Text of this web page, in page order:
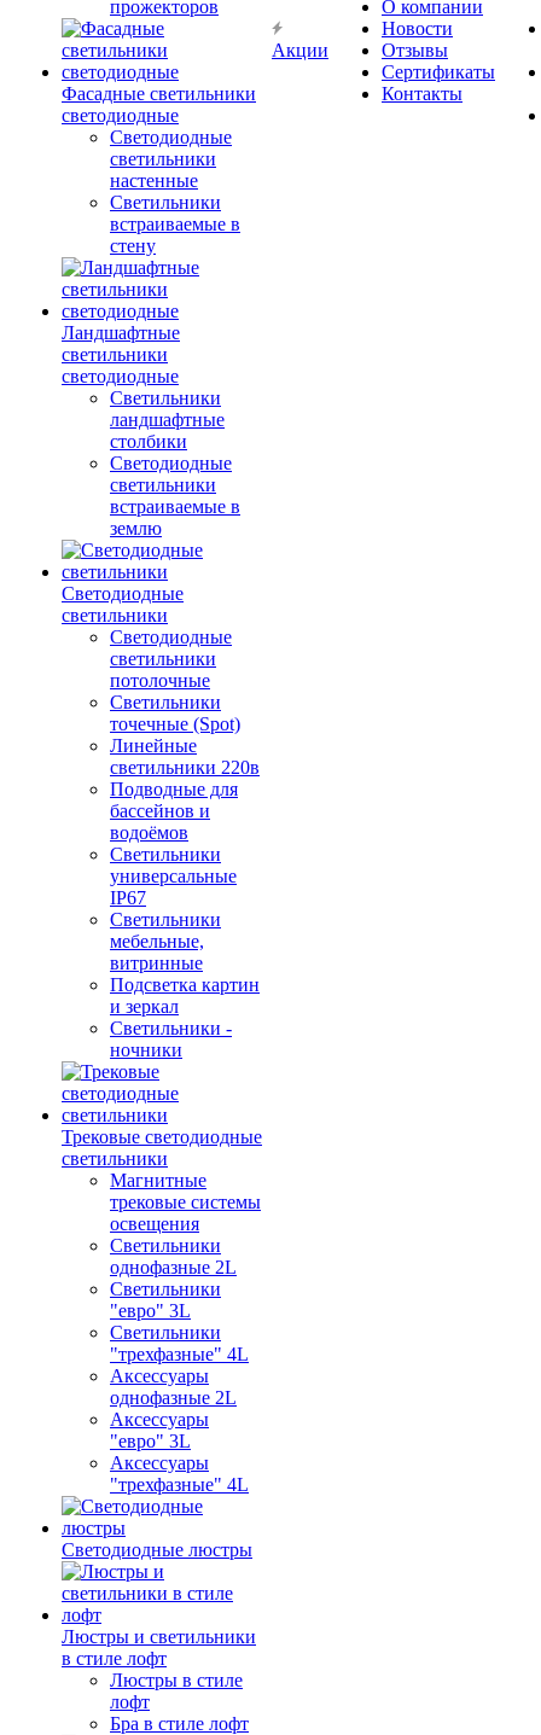
прожекторов
Фасадные светильники
светодиодные
Светодиодные
светильники
настенные
Светильники
встраиваемые в
стену
Ландшафтные
светильники
светодиодные
Светильники
ландшафтные
столбики
Светодиодные
светильники
встраиваемые в
землю
Светодиодные
светильники
Светодиодные
светильники
потолочные
Светильники
точечные (Spot)
Линейные
светильники 220в
Подводные для
бассейнов и
водоёмов
Светильники
универсальные
IP67
Светильники
мебельные,
витринные
Подсветка картин
и зеркал
Светильники -
ночники
Трековые светодиодные
светильники
Магнитные
трековые системы
освещения
Светильники
однофазные 2L
Светильники
"евро" 3L
Светильники
"трехфазные" 4L
Аксессуары
однофазные 2L
Аксессуары
"евро" 3L
Аксессуары
"трехфазные" 4L
Светодиодные люстры
Люстры и светильники
в стиле лофт
Люстры в стиле
лофт
Бра в стиле лофт
Акции
О компании
Новости
Отзывы
Сертификаты
Контакты